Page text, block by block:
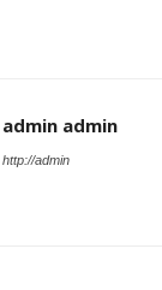
admin admin
http://admin